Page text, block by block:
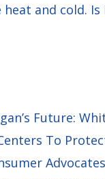
and cold. Is
Future:
To